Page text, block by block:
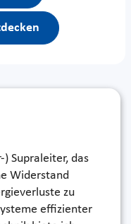
Supraleiter, das
Widerstand
zu
effizienter